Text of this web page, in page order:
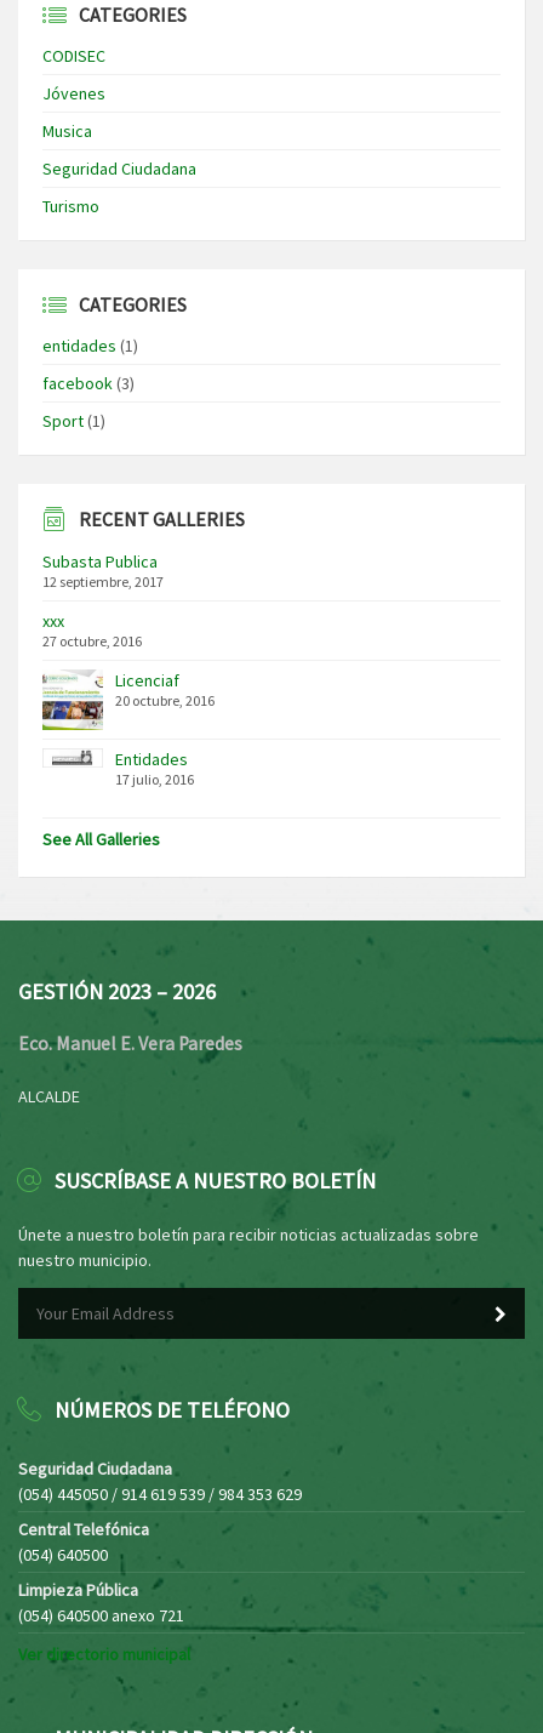
CATEGORIES
CODISEC
Jóvenes
Musica
Seguridad Ciudadana
Turismo
CATEGORIES
entidades (1)
facebook(3)
Sport(1)
RECENT GALLERIES
Subasta Publica
12 septiembre, 2017
xxx
27 octubre, 2016
Licenciaf
20 octubre, 2016
Entidades
17 julio, 2016
See All Galleries
GESTIÓN 2023 – 2026
Eco. Manuel E. Vera Paredes
ALCALDE
SUSCRÍBASE A NUESTRO BOLETÍN
Únete a nuestro boletín para recibir noticias actualizadas sobre
nuestro municipio.
NÚMEROS DE TELÉFONO
Seguridad Ciudadana
(054) 445050 / 914 619 539 / 984 353 629
Central Telefónica
(054) 640500
Limpieza Pública
(054) 640500 anexo 721
Ver directorio municipal